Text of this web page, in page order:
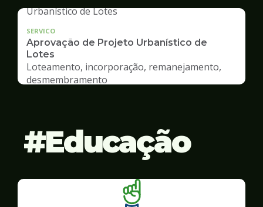
SERVICO
Aprovação de Projeto Urbanístico de
Lotes
Loteamento, incorporação, remanejamento,
desmembramento
Educação